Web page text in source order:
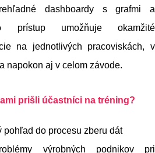
dashboardy s grafmi a
prístup umožňuje okamžité
na jednotlivých pracoviskách, v
napokon aj v celom závode.
prišli účastníci na tréning?
pohľad do procesu zberu dát
výrobných podnikov pri